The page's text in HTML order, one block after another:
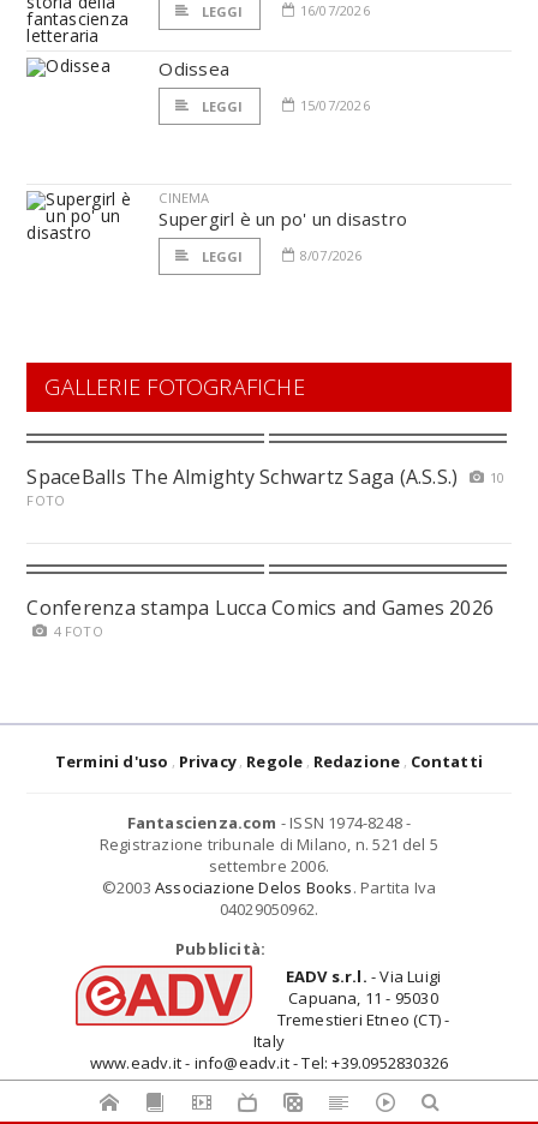
LEGGI 16/07/2026
Odissea
LEGGI 15/07/2026
CINEMA
Supergirl è un po' un disastro
LEGGI 8/07/2026
GALLERIE FOTOGRAFICHE
SpaceBalls The Almighty Schwartz Saga (A.S.S.)
10
FOTO
Conferenza stampa Lucca Comics and Games 2026
4 FOTO
Termini d'uso Privacy Regole Redazione Contatti
Fantascienza.com - ISSN 1974-8248 -
Registrazione tribunale di Milano, n. 521 del 5
settembre 2006.
©2003 Associazione Delos Books. Partita Iva
04029050962.
Pubblicità:
EADV s.r.l. - Via Luigi
Capuana, 11 - 95030
Tremestieri Etneo (CT) -
Italy
www.eadv.it - info@eadv.it - Tel: +39.0952830326